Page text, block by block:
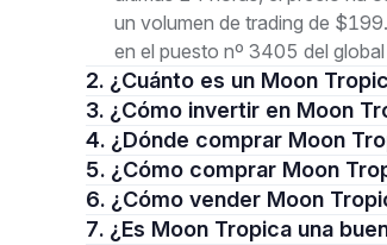
un volumen de trading de
en el puesto nº 3405 del
2. ¿Cuánto es un Moon
3. ¿Cómo invertir en Moon
4. ¿Dónde comprar Moon
5. ¿Cómo comprar Moon
6. ¿Cómo vender Moon
7. ¿Es Moon Tropica una